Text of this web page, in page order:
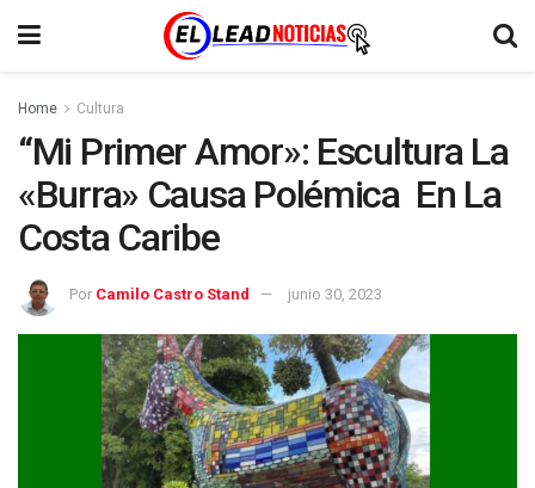
Home Cultura
“Mi Primer Amor»: Escultura La
«Burra» Causa Polémica En La
Costa Caribe
Por Camilo Castro Stand junio 30, 2023